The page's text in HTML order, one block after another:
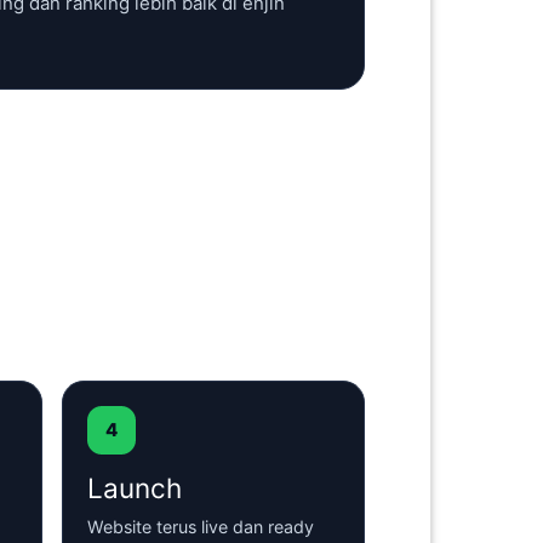
4
Launch
Website terus live dan ready